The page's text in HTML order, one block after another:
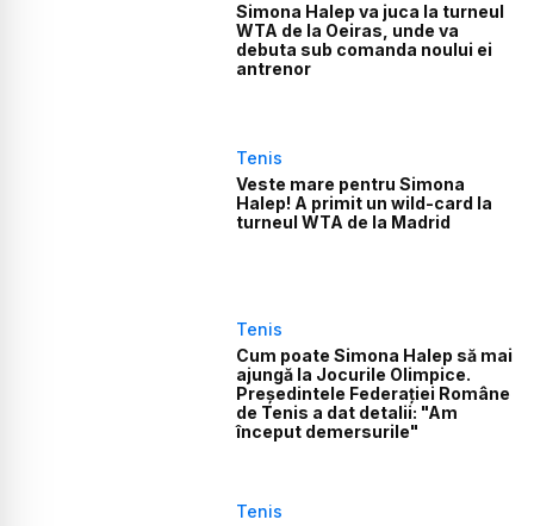
Simona Halep va juca la turneul
WTA de la Oeiras, unde va
debuta sub comanda noului ei
antrenor
Tenis
Veste mare pentru Simona
Halep! A primit un wild-card la
turneul WTA de la Madrid
Tenis
Cum poate Simona Halep să mai
ajungă la Jocurile Olimpice.
Președintele Federației Române
de Tenis a dat detalii: "Am
început demersurile"
Tenis